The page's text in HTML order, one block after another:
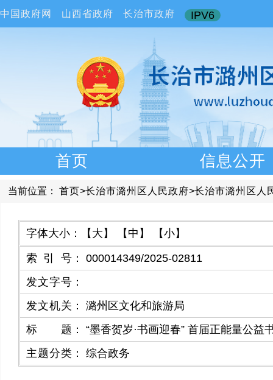
中国政府网 山西省政府 长治市政府 IPV6
首页 信息公开
当前位置： 首页>长治市潞州区人民政府>长治市潞州区人
字体大小： 【大】 【中】 【小】
索引号 ：
000014349/2025-02811
发文字号 ：
发文机关 ：
潞州区文化和旅游局
标题 ：
“墨香贺岁·书画迎春” 首届正能量公
主题分类 ： 综合政务